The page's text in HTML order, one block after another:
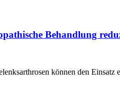
Behandlung
können den Einsatz